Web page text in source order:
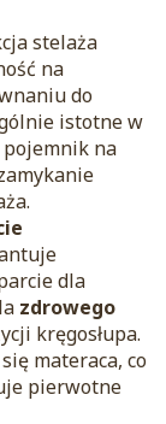
stelaża
na
do
istotne w
pojemnik na
dla
zdrowego
kręgosłupa.
materaca, co
pierwotne